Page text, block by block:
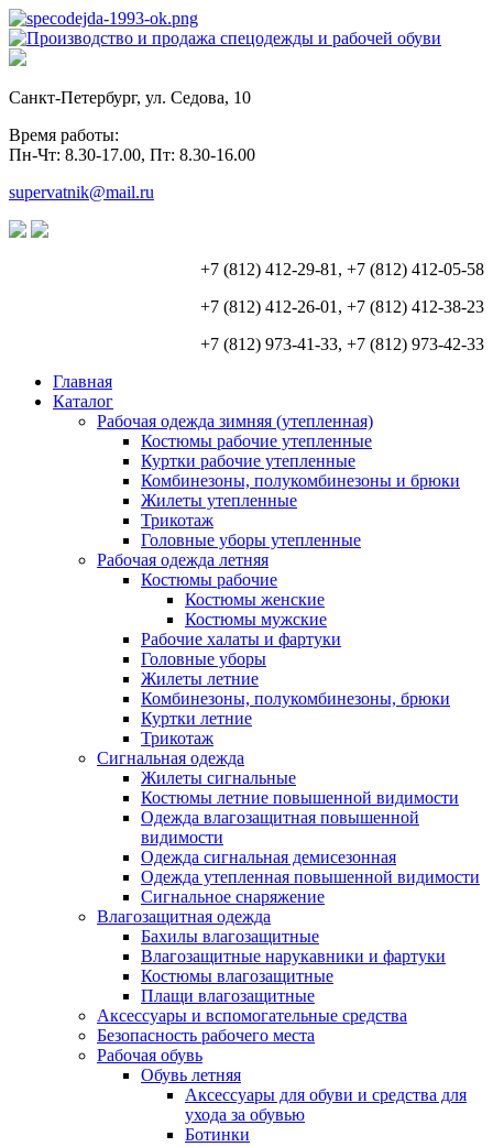
Санкт-Петербург, ул. Седова, 10
Время работы:
Пн-Чт: 8.30-17.00, Пт: 8.30-16.00
supervatnik@mail.ru
+7 (812) 412-29-81, +7 (812) 412-05-58
+7 (812) 412-26-01, +7 (812) 412-38-23
+7 (812) 973-41-33, +7 (812) 973-42-33
Главная
Каталог
Рабочая одежда зимняя (утепленная)
Костюмы рабочие утепленные
Куртки рабочие утепленные
Комбинезоны, полукомбинезоны и брюки
Жилеты утепленные
Трикотаж
Головные уборы утепленные
Рабочая одежда летняя
Костюмы рабочие
Костюмы женские
Костюмы мужские
Рабочие халаты и фартуки
Головные уборы
Жилеты летние
Комбинезоны, полукомбинезоны, брюки
Куртки летние
Трикотаж
Сигнальная одежда
Жилеты сигнальные
Костюмы летние повышенной видимости
Одежда влагозащитная повышенной
видимости
Одежда сигнальная демисезонная
Одежда утепленная повышенной видимости
Сигнальное снаряжение
Влагозащитная одежда
Бахилы влагозащитные
Влагозащитные нарукавники и фартуки
Костюмы влагозащитные
Плащи влагозащитные
Аксессуары и вспомогательные средства
Безопасность рабочего места
Рабочая обувь
Обувь летняя
Аксессуары для обуви и средства для
ухода за обувью
Ботинки